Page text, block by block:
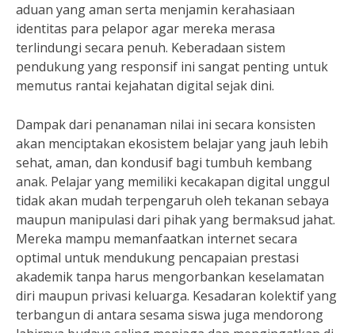
aduan yang aman serta menjamin kerahasiaan
identitas para pelapor agar mereka merasa
terlindungi secara penuh. Keberadaan sistem
pendukung yang responsif ini sangat penting untuk
memutus rantai kejahatan digital sejak dini.
Dampak dari penanaman nilai ini secara konsisten
akan menciptakan ekosistem belajar yang jauh lebih
sehat, aman, dan kondusif bagi tumbuh kembang
anak. Pelajar yang memiliki kecakapan digital unggul
tidak akan mudah terpengaruh oleh tekanan sebaya
maupun manipulasi dari pihak yang bermaksud jahat.
Mereka mampu memanfaatkan internet secara
optimal untuk mendukung pencapaian prestasi
akademik tanpa harus mengorbankan keselamatan
diri maupun privasi keluarga. Kesadaran kolektif yang
terbangun di antara sesama siswa juga mendorong